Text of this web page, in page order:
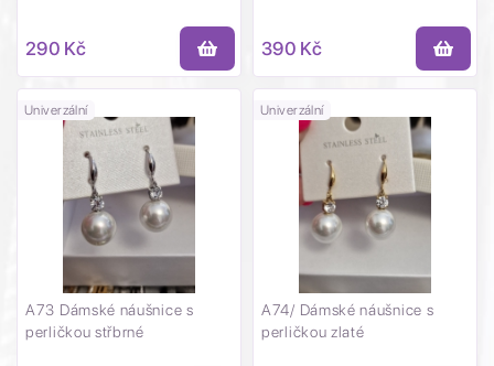
290 Kč 390 Kč
Univerzální
A73 Dámské náušnice s
perličkou střbrné
Univerzální
A74/ Dámské náušnice s
perličkou zlaté